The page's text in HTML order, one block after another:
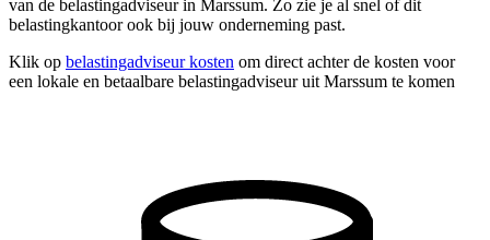
van de belastingadviseur in Marssum. Zo zie je al snel of dit
belastingkantoor ook bij jouw onderneming past.
Klik op belastingadviseur kosten om direct achter de kosten voor
een lokale en betaalbare belastingadviseur uit Marssum te komen